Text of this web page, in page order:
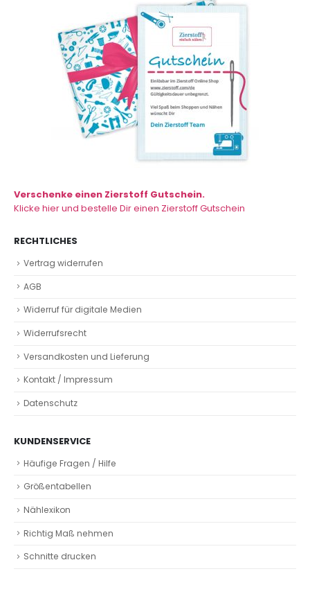
Verschenke einen Zierstoff Gutschein.
Klicke hier und bestelle Dir einen Zierstoff Gutschein
RECHTLICHES
Vertrag widerrufen
AGB
Widerruf für digitale Medien
Widerrufsrecht
Versandkosten und Lieferung
Kontakt / Impressum
Datenschutz
KUNDENSERVICE
Häufige Fragen / Hilfe
Größentabellen
Nählexikon
Richtig Maß nehmen
Schnitte drucken